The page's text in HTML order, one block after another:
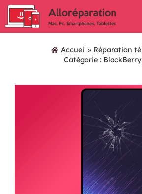
Accueil » Réparation
Catégorie :